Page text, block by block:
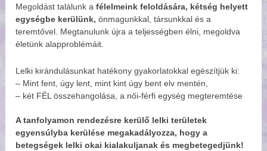
Megoldást találunk afélelmeink feloldására, kétség helyett
egységbe kerülünk, önmagunkkal, társunkkal és a
teremtővel. Megtanulunk újra a teljességben élni, megoldva
életünk alapproblémáit.
Lelki kirándulásunkat hatékony gyakorlatokkal egészítjük ki:
– Mint fent, úgy lent, mint kint úgy bent elv mentén,
– két FÉL összehangolása, a női-férfi egység megteremtése
A tanfolyamon rendezésre kerülő lelki területek
egyensúlyba kerülése megakadályozza, hogy a
betegségek lelki okai kialakuljanak és megbetegedjünk!